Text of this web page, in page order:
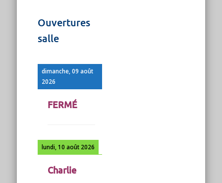
Ouvertures
salle
dimanche, 09 août
2026
FERMÉ
lundi, 10 août 2026
Charlie